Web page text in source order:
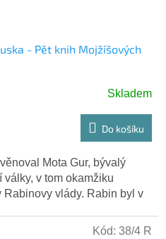
- Pět knih Mojžíšových
Skladem
Do košíku
Mota Gur, bývalý
v tom okamžiku
Rabinovy vlády. Rabin byl v
Kód: 38/4 R